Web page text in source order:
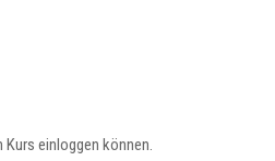
einloggen können.